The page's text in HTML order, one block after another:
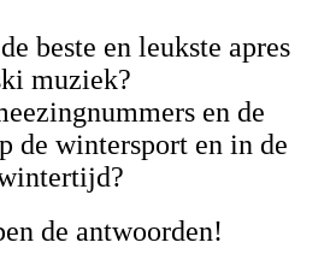
beste en leukste apres
muziek?
en de
de wintersport en in de
de antwoorden!